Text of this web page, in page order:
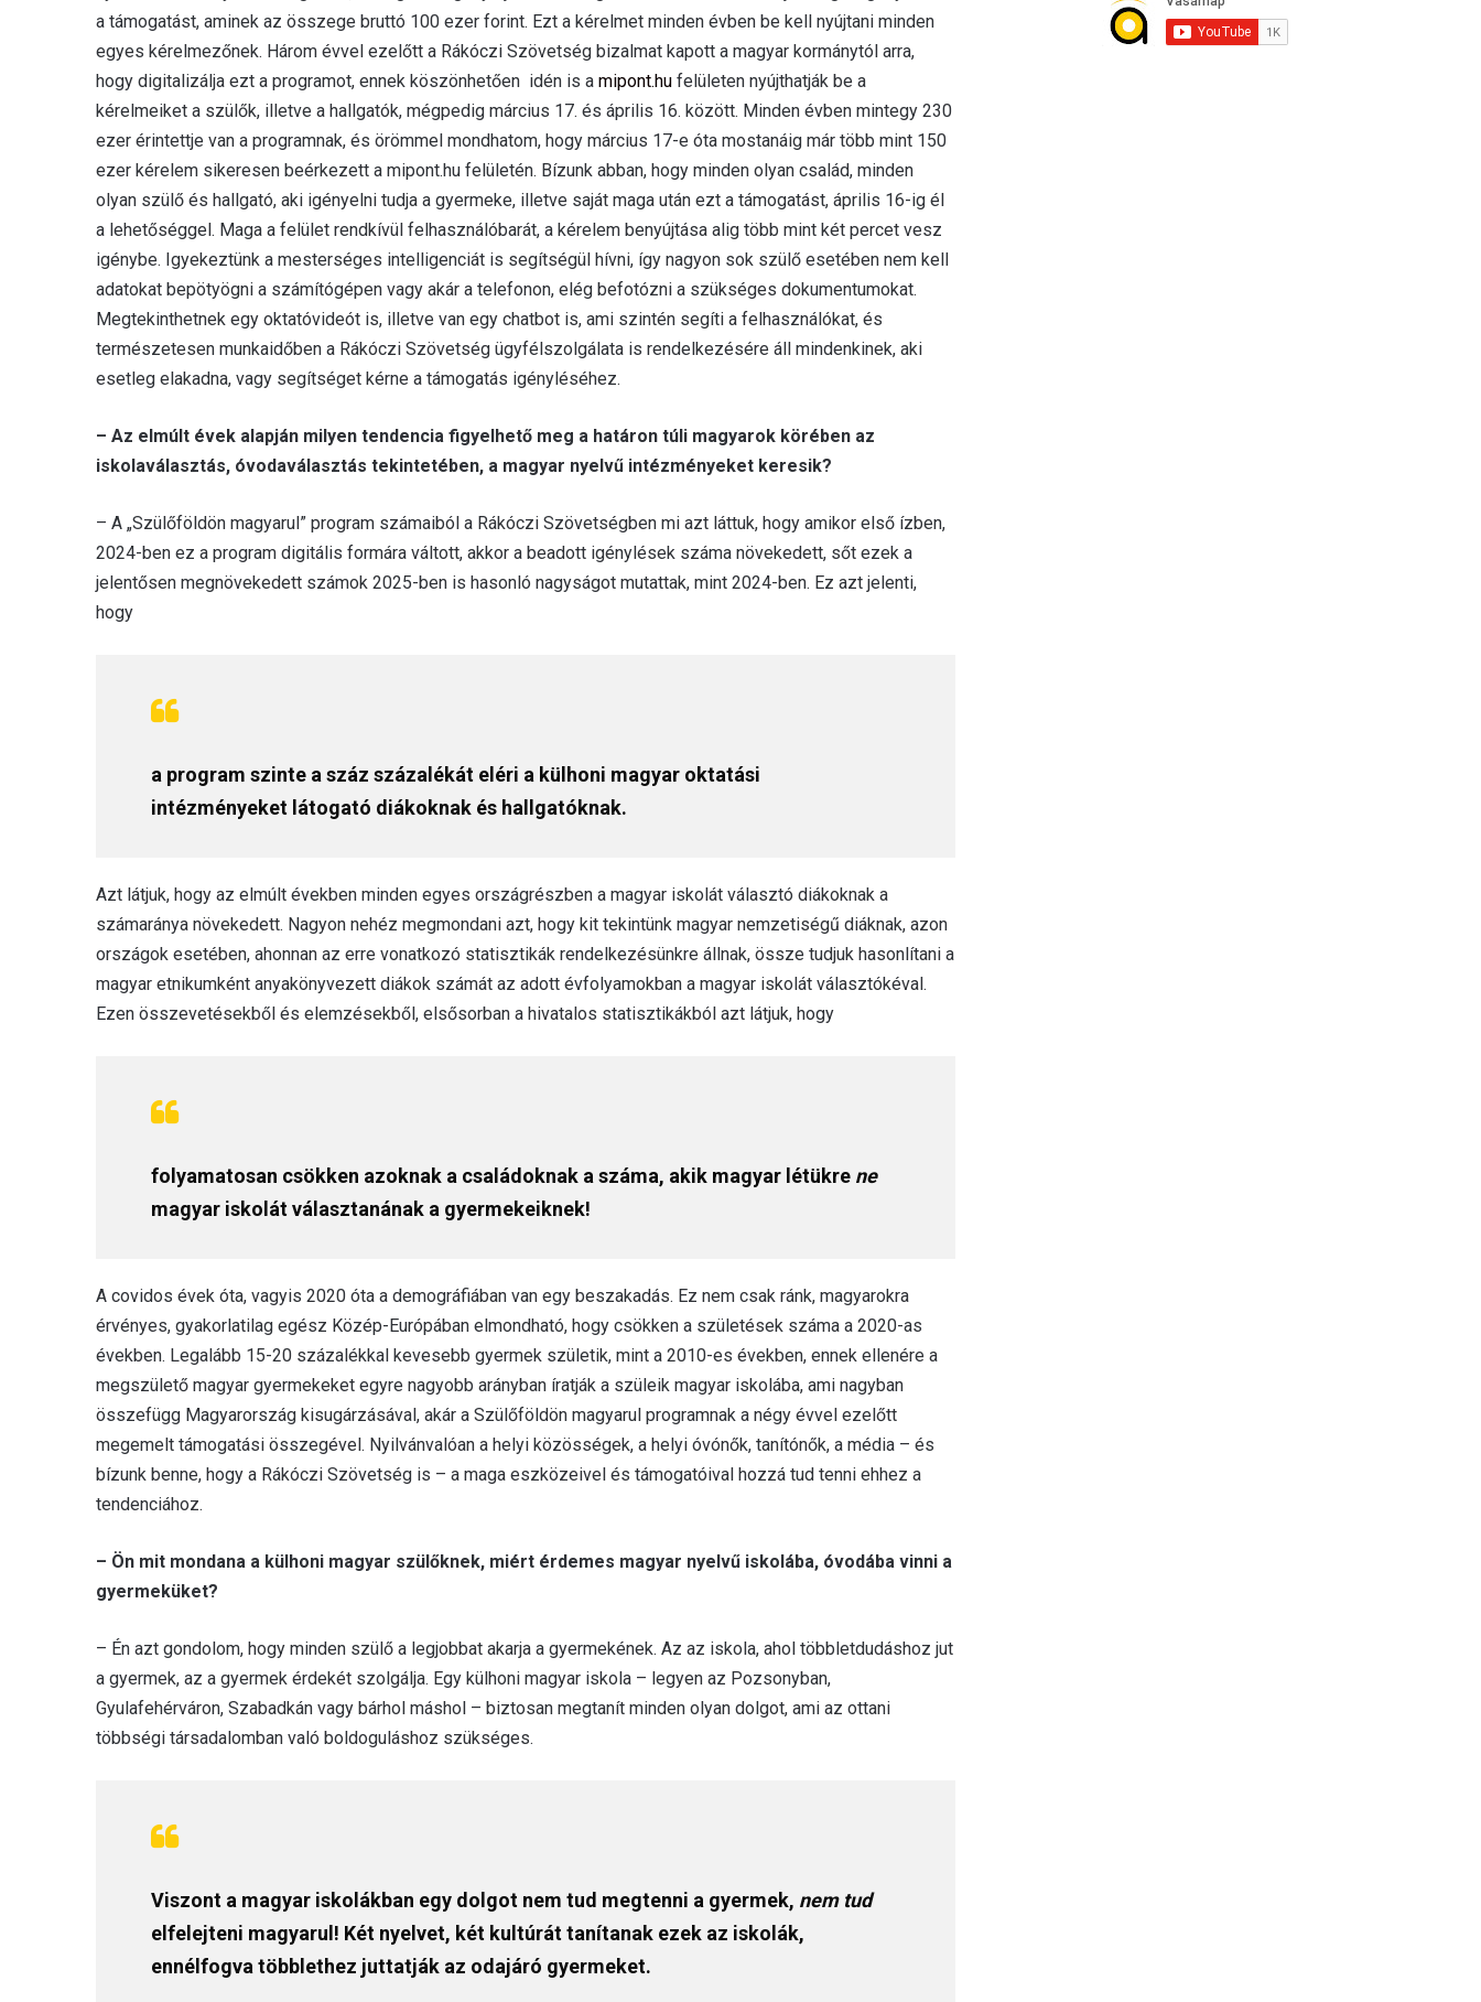
a támogatást, aminek az összege bruttó 100 ezer forint. Ezt a kérelmet minden évben be kell nyújtani minden
egyes kérelmezőnek. Három évvel ezelőtt a Rákóczi Szövetség bizalmat kapott a magyar kormánytól arra,
hogy digitalizálja ezt a programot, ennek köszönhetően idén is a mipont.hu felületen nyújthatják be a
kérelmeiket a szülők, illetve a hallgatók, mégpedig március 17. és április 16. között. Minden évben mintegy 230
ezer érintettje van a programnak, és örömmel mondhatom, hogy március 17-e óta mostanáig már több mint 150
ezer kérelem sikeresen beérkezett a mipont.hu felületén. Bízunk abban, hogy minden olyan család, minden
olyan szülő és hallgató, aki igényelni tudja a gyermeke, illetve saját maga után ezt a támogatást, április 16-ig él
a lehetőséggel. Maga a felület rendkívül felhasználóbarát, a kérelem benyújtása alig több mint két percet vesz
igénybe. Igyekeztünk a mesterséges intelligenciát is segítségül hívni, így nagyon sok szülő esetében nem kell
adatokat bepötyögni a számítógépen vagy akár a telefonon, elég befotózni a szükséges dokumentumokat.
Megtekinthetnek egy oktatóvideót is, illetve van egy chatbot is, ami szintén segíti a felhasználókat, és
természetesen munkaidőben a Rákóczi Szövetség ügyfélszolgálata is rendelkezésére áll mindenkinek, aki
esetleg elakadna, vagy segítséget kérne a támogatás igényléséhez.
– Az elmúlt évek alapján milyen tendencia figyelhető meg a határon túli magyarok körében az
iskolaválasztás, óvodaválasztás tekintetében, a magyar nyelvű intézményeket keresik?
– A „Szülőföldön magyarul” program számaiból a Rákóczi Szövetségben mi azt láttuk, hogy amikor első ízben,
2024-ben ez a program digitális formára váltott, akkor a beadott igénylések száma növekedett, sőt ezek a
jelentősen megnövekedett számok 2025-ben is hasonló nagyságot mutattak, mint 2024-ben. Ez azt jelenti,
hogy
a program szinte a száz százalékát eléri a külhoni magyar oktatási
intézményeket látogató diákoknak és hallgatóknak.
Azt látjuk, hogy az elmúlt években minden egyes országrészben a magyar iskolát választó diákoknak a
számaránya növekedett. Nagyon nehéz megmondani azt, hogy kit tekintünk magyar nemzetiségű diáknak, azon
országok esetében, ahonnan az erre vonatkozó statisztikák rendelkezésünkre állnak, össze tudjuk hasonlítani a
magyar etnikumként anyakönyvezett diákok számát az adott évfolyamokban a magyar iskolát választókéval.
Ezen összevetésekből és elemzésekből, elsősorban a hivatalos statisztikákból azt látjuk, hogy
folyamatosan csökken azoknak a családoknak a száma, akik magyar létükre ne
magyar iskolát választanának a gyermekeiknek!
A covidos évek óta, vagyis 2020 óta a demográfiában van egy beszakadás. Ez nem csak ránk, magyarokra
érvényes, gyakorlatilag egész Közép-Európában elmondható, hogy csökken a születések száma a 2020-as
években. Legalább 15-20 százalékkal kevesebb gyermek születik, mint a 2010-es években, ennek ellenére a
megszülető magyar gyermekeket egyre nagyobb arányban íratják a szüleik magyar iskolába, ami nagyban
összefügg Magyarország kisugárzásával, akár a Szülőföldön magyarul programnak a négy évvel ezelőtt
megemelt támogatási összegével. Nyilvánvalóan a helyi közösségek, a helyi óvónők, tanítónők, a média – és
bízunk benne, hogy a Rákóczi Szövetség is – a maga eszközeivel és támogatóival hozzá tud tenni ehhez a
tendenciához.
– Ön mit mondana a külhoni magyar szülőknek, miért érdemes magyar nyelvű iskolába, óvodába vinni a
gyermeküket?
– Én azt gondolom, hogy minden szülő a legjobbat akarja a gyermekének. Az az iskola, ahol többletdudáshoz jut
a gyermek, az a gyermek érdekét szolgálja. Egy külhoni magyar iskola – legyen az Pozsonyban,
Gyulafehérváron, Szabadkán vagy bárhol máshol – biztosan megtanít minden olyan dolgot, ami az ottani
többségi társadalomban való boldoguláshoz szükséges.
Viszont a magyar iskolákban egy dolgot nem tud megtenni a gyermek, nem tud
elfelejteni magyarul! Két nyelvet, két kultúrát tanítanak ezek az iskolák,
ennélfogva többlethez juttatják az odajáró gyermeket.